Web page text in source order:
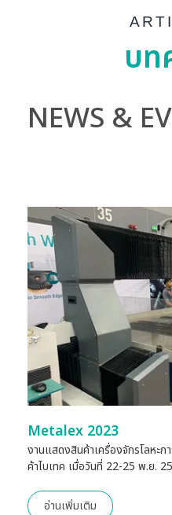
บท
NEWS &
Metalex 2023
งานแสดงสินค้าเครื่องจักรโลห
ค้าไบเทค เมื่อวันที่ 22-25 พ.ย.
อ่านเพิ่มเติม